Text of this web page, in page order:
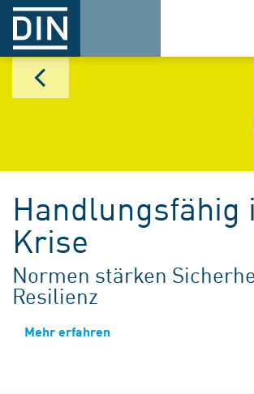
Handlungsfähig
Krise
Normen stärken
Resilienz
Mehr erfahren